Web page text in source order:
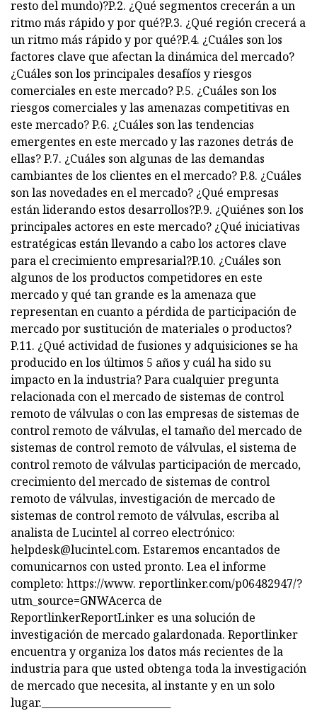
resto del mundo)?P.2. ¿Qué segmentos crecerán a un
ritmo más rápido y por qué?P.3. ¿Qué región crecerá a
un ritmo más rápido y por qué?P.4. ¿Cuáles son los
factores clave que afectan la dinámica del mercado?
¿Cuáles son los principales desafíos y riesgos
comerciales en este mercado? P.5. ¿Cuáles son los
riesgos comerciales y las amenazas competitivas en
este mercado? P.6. ¿Cuáles son las tendencias
emergentes en este mercado y las razones detrás de
ellas? P.7. ¿Cuáles son algunas de las demandas
cambiantes de los clientes en el mercado? P.8. ¿Cuáles
son las novedades en el mercado? ¿Qué empresas
están liderando estos desarrollos?P.9. ¿Quiénes son los
principales actores en este mercado? ¿Qué iniciativas
estratégicas están llevando a cabo los actores clave
para el crecimiento empresarial?P.10. ¿Cuáles son
algunos de los productos competidores en este
mercado y qué tan grande es la amenaza que
representan en cuanto a pérdida de participación de
mercado por sustitución de materiales o productos?
P.11. ¿Qué actividad de fusiones y adquisiciones se ha
producido en los últimos 5 años y cuál ha sido su
impacto en la industria? Para cualquier pregunta
relacionada con el mercado de sistemas de control
remoto de válvulas o con las empresas de sistemas de
control remoto de válvulas, el tamaño del mercado de
sistemas de control remoto de válvulas, el sistema de
control remoto de válvulas participación de mercado,
crecimiento del mercado de sistemas de control
remoto de válvulas, investigación de mercado de
sistemas de control remoto de válvulas, escriba al
analista de Lucintel al correo electrónico:
helpdesk@lucintel.com. Estaremos encantados de
comunicarnos con usted pronto. Lea el informe
completo: https://www. reportlinker.com/p06482947/?
utm_source=GNWAcerca de
ReportlinkerReportLinker es una solución de
investigación de mercado galardonada. Reportlinker
encuentra y organiza los datos más recientes de la
industria para que usted obtenga toda la investigación
de mercado que necesita, al instante y en un solo
lugar.__________________________